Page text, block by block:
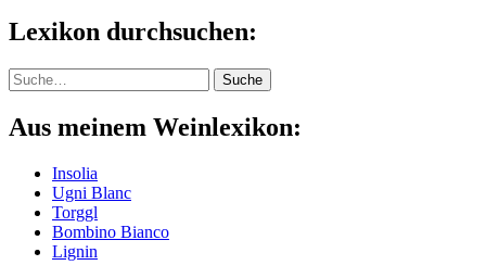
Lexikon durchsuchen:
Suche Suche
Aus meinem Weinlexikon:
Insolia
Ugni Blanc
Torggl
Bombino Bianco
Lignin